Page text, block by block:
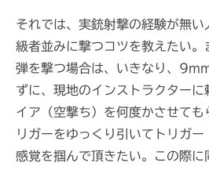
それでは、実銃射撃の経験が無
級者並みに撃つコツを教えたい
弾を撃つ場合は、いきなり、
ずに、現地のインストラクターに
イア（空撃ち）を何度かさせても
リガーをゆっくり引いてトリガ
感覚を掴んで頂きたい。この際